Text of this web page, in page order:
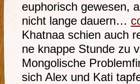
euphorisch gewesen,
nicht lange dauern…
Khatnaa schien auch
ne knappe Stunde zu
Mongolische
sich Alex und Kati